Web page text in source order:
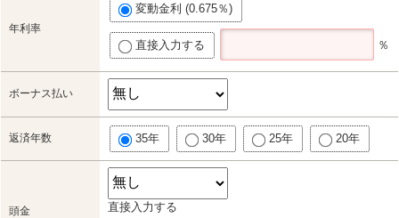
年利率
変動金利 (0.675％)
直接入力する ％
ボーナス払い
返済年数 35年 30年 25年 20年
頭金 直接入力する